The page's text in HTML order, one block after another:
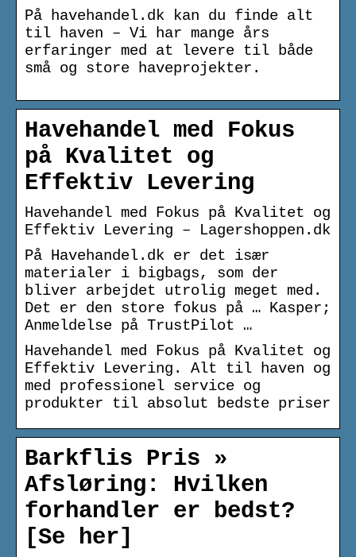
På havehandel.dk kan du finde alt
til haven – Vi har mange års
erfaringer med at levere til både
små og store haveprojekter.
Havehandel med Fokus
på Kvalitet og
Effektiv Levering
Havehandel med Fokus på Kvalitet og
Effektiv Levering – Lagershoppen.dk
På Havehandel.dk er det især
materialer i bigbags, som der
bliver arbejdet utrolig meget med.
Det er den store fokus på … Kasper;
Anmeldelse på TrustPilot …
Havehandel med Fokus på Kvalitet og
Effektiv Levering. Alt til haven og
med professionel service og
produkter til absolut bedste priser
Barkflis Pris »
Afsløring: Hvilken
forhandler er bedst?
[Se her]